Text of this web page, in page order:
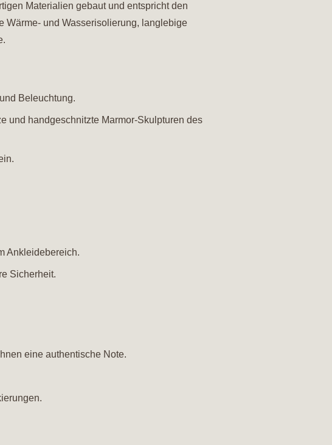
Materialien gebaut und entspricht den
Wärme- und Wasserisolierung, langlebige
Beleuchtung.
und handgeschnitzte Marmor-Skulpturen des
Ankleidebereich.
Sicherheit.
eine authentische Note.